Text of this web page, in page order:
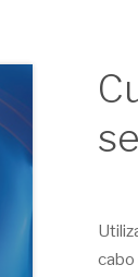
cabo